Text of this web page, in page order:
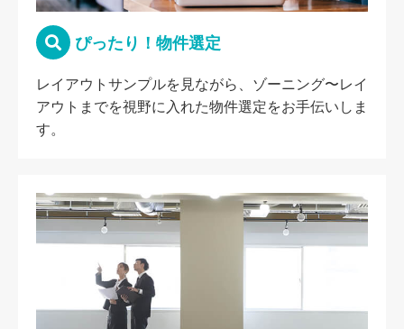
ぴったり！物件選定
レイアウトサンプルを見ながら、ゾーニング〜レイ
アウトまでを視野に入れた物件選定をお手伝いしま
す。